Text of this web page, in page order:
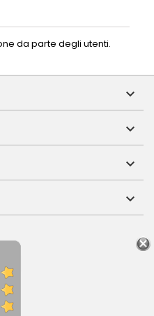
da parte degli utenti.



